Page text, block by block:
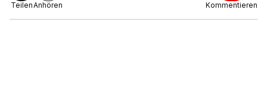
TeilenAnhören Kommentieren